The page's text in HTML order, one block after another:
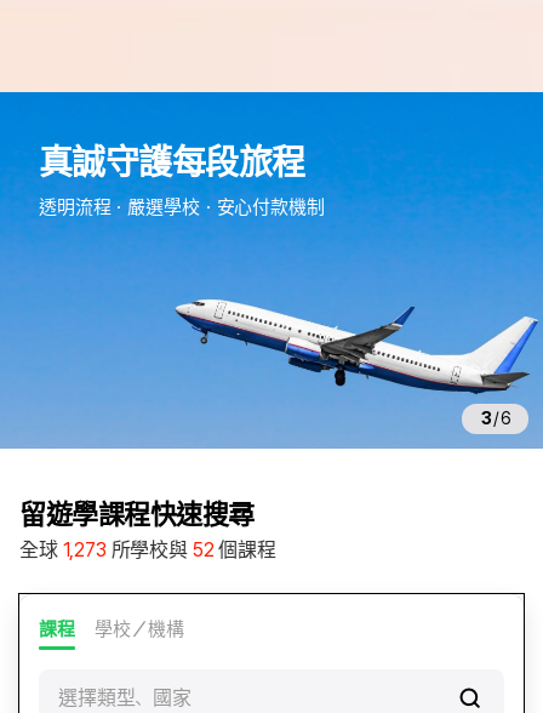
真誠守護每段旅程
透明流程・嚴選學校・安心付款機制
3/6
留遊學課程快速搜尋
全球 1,273 所學校與 52 個課程
課程 學校／機構
選擇類型、國家